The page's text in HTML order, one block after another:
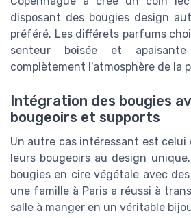
disposant des bougies design
préféré. Les différets parfums
senteur boisée et
complètement l'atmosphère de la
Intégration des bougies
bougeoirs et supports
Un autre cas intéressant est celui
leurs bougeoirs au design
bougies en cire végétale avec
une famille à Paris a réussi à
salle à manger en un véritable